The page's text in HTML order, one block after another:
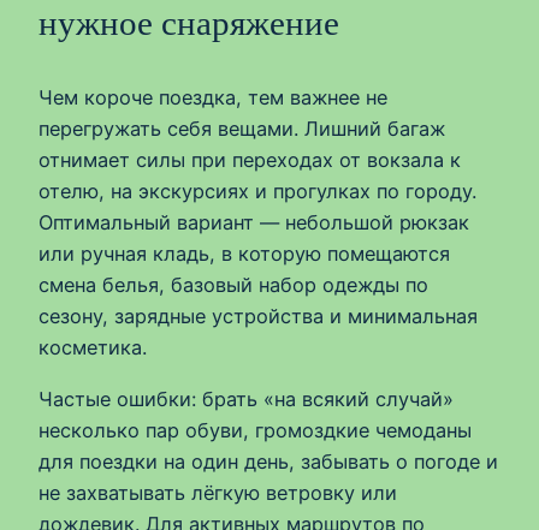
нужное снаряжение
Чем короче поездка, тем важнее не
перегружать себя вещами. Лишний багаж
отнимает силы при переходах от вокзала к
отелю, на экскурсиях и прогулках по городу.
Оптимальный вариант — небольшой рюкзак
или ручная кладь, в которую помещаются
смена белья, базовый набор одежды по
сезону, зарядные устройства и минимальная
косметика.
Частые ошибки: брать «на всякий случай»
несколько пар обуви, громоздкие чемоданы
для поездки на один день, забывать о погоде и
не захватывать лёгкую ветровку или
дождевик. Для активных маршрутов по